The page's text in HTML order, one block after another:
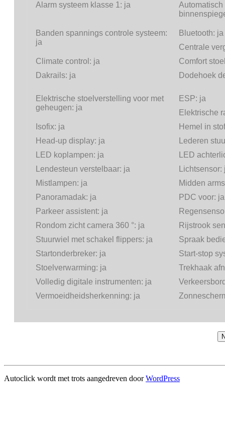
Alarm systeem klasse 1: ja
Banden spannings controle systeem:
ja
Bluetooth: ja
Centrale
Climate control: ja
Comfort
Dakrails: ja Dodehoek
Elektrische stoelverstelling voor met
geheugen: ja
ESP: ja
Elektrische
Isofix: ja
Hemel in
Head-up display: ja
Lederen
LED koplampen: ja
LED
Lendesteun verstelbaar: ja Lichtsensor:
Mistlampen: ja
Midden
Panoramadak: ja PDC voor: ja
Parkeer assistent: ja
Rondom zicht camera 360 °: ja
Rijstrook
Stuurwiel met schakel flippers: ja
Spraak
Startonderbreker: ja
Start-stop
Stoelverwarming: ja
Trekhaak
Volledig digitale instrumenten: ja
Vermoeidheidsherkenning: ja
Autoclick wordt met trots aangedreven doorWordPress